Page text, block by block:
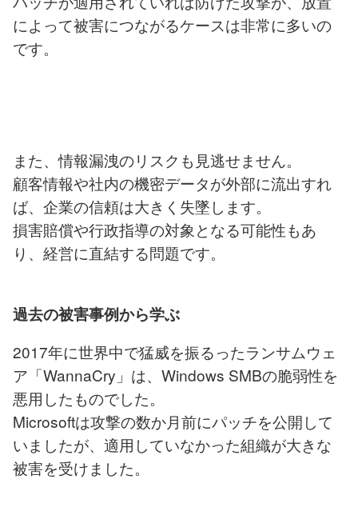
によって被害につながるケースは非常に多いの
です。
また、情報漏洩のリスクも見逃せません。
顧客情報や社内の機密データが外部に流出すれ
ば、企業の信頼は大きく失墜します。
損害賠償や行政指導の対象となる可能性もあ
り、経営に直結する問題です。
過去の被害事例から学ぶ
2017年に世界中で猛威を振るったランサムウェ
ア「WannaCry」は、Windows SMBの脆弱性を
悪用したものでした。
Microsoftは攻撃の数か月前にパッチを公開して
いましたが、適用していなかった組織が大きな
被害を受けました。